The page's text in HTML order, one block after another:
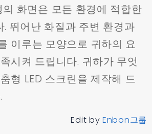
의 화면은 모든 환경에 적합한
. 뛰어난 화질과 주변 환경과
이루는 모양으로 귀하의 요
시켜 드립니다. 귀하가 무엇
형 LED 스크린을 제작해 드
Edit byEnbon그룹